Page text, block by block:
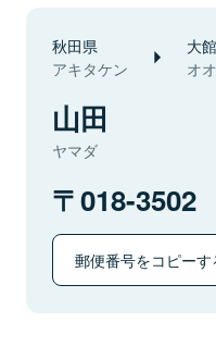
秋田県
アキタケン
大
オ
山田
ヤマダ
018-3502
郵便番号をコピーす